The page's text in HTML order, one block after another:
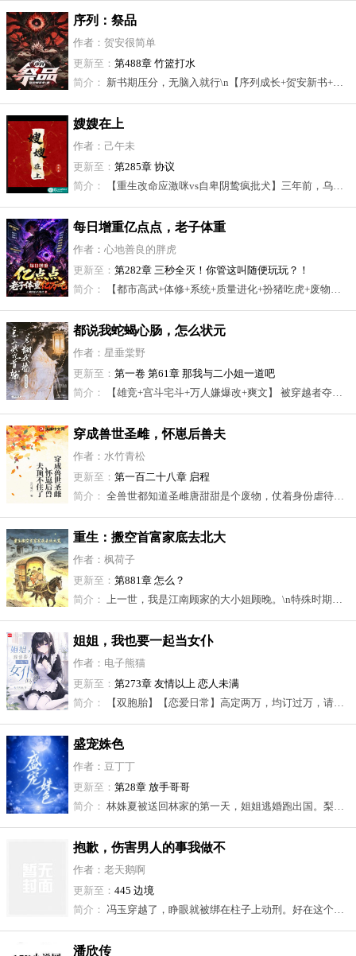
序列：祭品
作者：贺安很简单
更新至： 第488章 竹篮打水
简介：
新书期压分，无脑入就行\n【序列成长+贺安新书+老规矩不憋屈】\n被父母卖为人牲，以五鬼替五脏，以六魔化六腑归来！ \n爸，妈，你们怎么不笑了？\n那些拿了我内脏的人或神，你们做好准备了么？ \n我，来讨债了！
嫂嫂在上
作者：己午未
更新至： 第285章 协议
简介：
【重生改命应激咪vs自卑阴鸷疯批犬】三年前，乌以灵风光大嫁，从小县令之女变成京城任府长媳。 世人无不羡艳。成婚三年，数次滑胎。每次怀上，夫君都高兴得亲自给她熬安胎药。 每次孩子没了，他都抱着她哭，懊悔自己没看护她，比她还难过。婆母说她福薄不争气，全京城都在笑话她是个不下蛋的母鸡，好在丈夫并不责怪她。 婆母以祈福之名让她三伏天赶去城郊的寺庙，那是她小产的第三天，最终她死在了夏秋的第一场雨夜。 再睁眼，回到洞房花烛夜。一个新郎，一个新娘，还有个破门而入的新郎。 这洞房怎么圆？*任平江病病歪歪庸碌半生。一辈子就干了两件事。第一件：替兄洞房，替兄生子，替兄去死。 第二件：她死后，他杀了所有人，然后抹了脖子。死前他想：下辈子，能不能别让我再躲了？ 睁眼，他压在她身上。红烛，喜帐，洞房花烛。
每日增重亿点点，老子体重
亿万吨
作者：心地善良的胖虎
更新至： 第282章 三秒全灭！你管这叫随便玩玩？！
简介：
【都市高武+体修+系统+质量进化+扮猪吃虎+废物逆袭+热血+爽文+不圣母】\n本书又名《震惊！ 原来这世界是新手村？》\n评分刚出，后边会涨！\n50章之前节奏稍慢，搞笑暴爽！ 越往后格局越炸！\n学霸苏铭觉醒了F级天赋【日益沉重】。\n效果：每天增重1%。 副作用：骨质疏松！\n被S级天才抢走女友？被全校嘲讽的人形秤砣？ \n直到星空最强作弊器【质量无限进化】觉醒！\n他的体重和密度开始狂飙！ \n十吨、百吨、千吨……！\n “叮！恭喜宿主完成新手教程，正式开启天体演化序列！”\n纳尼！？ \n搞了半天，这世界只是个新手村？！\n觉醒者一到九阶，天赋F到SSS，全是系统做的本地化阉割版？ ！\n当土著们还在玩火玩水时，苏铭的细胞已堪比星核！\n那么，村外的世界……又该是何等风景呢？ \n……\n班主任：苏同学，老师当年是为了磨砺你心性啊！\n柳如烟：苏铭，只有你才配得上我，我们重新开始好不好？ \n众天骄：你管这叫F级？那我们他妈算什么？\n帝都校长：老夫教了一辈子法则，才知道宇宙的尽头是物理！ \n女武神：在苏铭面前，连光都跑不了。\n联邦元帅：此子一人，可镇星河。 \n源兽王：快逃回空间裂缝！那个叫苏铭的人类张嘴了……！
都说我蛇蝎心肠，怎么状元
首辅总翻我墙
作者：星垂棠野
更新至： 第一卷 第61章 那我与二小姐一道吧
简介：
【雄竞+宫斗宅斗+万人嫌爆改+爽文】 被穿越者夺舍五年，温娆从承安侯嫡女、京城第一姝，活成了人人唾弃的恶女。 穿越者顶着她的脸，冒领救命恩逼婚落魄战神，追着状元、世子、首辅满京跑，还处处陷害亲妹，把她的名声踩进泥里，把一手好牌打得稀烂 一场落水，温娆强势回归 解释？道歉？洗白？ 她温娆生来便是众星捧月的，何须向旁人解释？ 被退婚？那真是.... 太好了！ 有着婚约还怎么好好戏耍京都城？ 可你们不是都讨厌我吗？怎么突然就爱上我了？ 阴郁前夫嘴硬心软，克制到濒临崩坏； 绿茶状元装纯卖乖，背地里病娇爱吃醋； 纨绔世子嘴硬傲娇，默默守护还死要面子； 清冷首辅生人勿近，内心却疯狂脑补失控 她游戏人间，撩拨人心，看着从前厌她的人一个个俯首称臣。 疯批恶女不洗白，一生只爱自己。 却偏叫满京城的天之骄子，都为她俯首称臣。
穿成兽世圣雌，怀崽后兽夫
顶不住了
作者：水竹青松
更新至： 第一百二十八章 启程
简介： 全兽世都知道圣雌唐甜甜是个废物，仗着身份虐待五个兽夫，早晚遭报应。 唐甜甜自己也这么觉得，毕竟原主就是这么死的。所以她穿来第一件事：和谈、解契、跑路。 计划很完美，除了她不小心睡了鹰族兽夫，还不小心怀了孕，更不小心发现怀一个孩子，精神力涨一截。 怀两个呢？她看向另外四个兽夫，目光逐渐危险。兽夫们被她盯得发毛，后来才知道这个女人脑子里只有一件事：怎么合法合规地甩掉他们，顺便多怀几个崽当充电宝。
重生：搬空首富家底去北大
荒
作者：枫荷子
更新至： 第881章 怎么？
简介： 上一世，我是江南顾家的大小姐顾晚。\n特殊时期一来，家被抄、人被批斗，爷爷奶奶被逼死，三个哥哥流放惨死，我冻毙在北大荒的雪地里。 \n睁眼，我竟重生回到了风波前！\n风声已紧，断了联系的二叔一家等着落井下石，远在南洋的姥姥家远水解不了近渴。 \n这一次，我攥着随身空间，说服全家：跑！\n金银细软、粮食布匹、药品工具，统统收进空间。 \n江南再无顾家地主，北大荒多了户开荒户。\n别人啃树皮时，我家粮囤满仓；\n别人被批斗时，我们早已洗白身份，安稳度日。 \n这一世，我要护好全家，让所有仇人血债血偿！
姐姐，我也要一起当女仆
吗？
作者：电子熊猫
更新至： 第273章 友情以上 恋人未满
简介：
【双胞胎】【恋爱日常】高定两万，均订过万，请放心观看~江渝白第一次收租，就撞见了因为没钱交租而对房东苦苦哀求的双胞胎姐妹林见夏：事先说好，还完欠租我们就两清了！ 林见夏：只是打扫卫生做做饭而已，我才不要穿女仆装！毕业后。林见夏：....喂，江小白，你不会要等着女孩子主动吧？ 江渝白：哦，其实我喜欢的是你妹妹。林见夏：？----------------------------------------------（已有数本万订作品的观看经验，请放心食用）
盛宠姝色
作者：豆丁丁
更新至： 第28章 放手哥哥
简介： 林姝夏被送回林家的第一天，姐姐逃婚跑出国。梨树下，她见到了去退婚的‘准\’姐夫。 那人风姿绰约，实在俊美。林姝夏脱口而出：“替婚的，要不？”林姝夏本以为他答应的爽快，对她应该也是有些好感的。 只是婚后七年，她成了一只被困在深宅大院里的金丝雀。七年后，姐姐镀金回国。 所有人都在等着看她被赶出陈家。就连亲生儿子，都不出意外的选择父亲。 她也在等。等……等来了姐姐送的千万豪宅。等来了儿子自愿选择跟她。 等来了她的外交梦想再次绽放。等来了被困七年的真相。等等！不兑，这流程不兑！ 陈总，离婚流程再了解一下呢？
抱歉，伤害男人的事我做不
到（女尊）
作者：老天鹅啊
更新至： 445 边境
简介：
冯玉穿越了，睁眼就被绑在柱子上动刑。好在这个朝代还算人道，女犯就用女官审，施刑者清一色是身着兽皮，举止粗犷的女人。 冯玉：姐姐，大家都是女人，行行好放了我吧。 刑官：（愣住）（对视）（大笑）（挥鞭）中原瘟狗，受不住了就招，少给你奶奶耍花招。 在受刑过程中，冯玉得知自己是中原派来的使者，没谈妥，被抓了。至于她们问的那些，冯玉一概不知。 冯玉：我真的不知道啊！饶了我吧姐姐！我是穿越来的！我根本不是之前那个人啊！ 刑官：想不到中原也有这样铁骨铮铮的娘子！速速禀报大汗，如此忠贞之士，当礼遇！ 硬的不行来软的。冯玉被好酒好菜一顿招待，迷迷糊糊送入红帐。一抬头，一身着白羊皮的俊美男子坐在床畔。 冯玉：妈呀，男人！终于要折辱我了是吧，就当被狗咬了21世纪的女人没在怕的！ 但一连好几天，男人什么也没有做，只是任劳任怨地照料冯玉的饮食起居。 直到后来男人受不了了：您是嫌弃我吗？是不喜欢我吗？求您让我服侍吧。 冯玉：等会儿…… #我知道你很受伤，但我也是真遭不住# ———————————— 【预收】《我在高校演歹徒》 陈沸其实并不是一个很废的人，她武力值很强。 但是不擅长社交和赚钱也是真的。 在太久没有进账以后，她鼓起勇气接了个活。是名校A大的防暴演练，让她去演歹徒。 她问具体要求，对方说没什么特别的，你就演好一个无恶不作的坏人就好了。 事成之后，按小时算钱。 收到。 演练当日，陈沸在五分钟内干翻所有保安，混进了高校，开始了为期一周的歹徒生活。 超市的零食，偷，但记账。 没有防范意识的学生，骗，但记账。 单枪匹马来抓她的学生，木匕首上抹石灰，脖子上留石灰了就是杀死了。唰，你死了。 一时间，A大内兴起了一股剧本杀般的缉凶热潮。 但好像还是有书呆子两耳不闻窗外事，不知道最近这个情况的。 又一天下午，陈沸从一老教授口袋里摸到一包芒果干，躲到树荫底下正准备享用。 一只白净的手却伸过来，递给她一包黑糖饼干。 陈沸抬头看去，那男生正皱着眉头，看上去还挺心疼：“我看到好几回了……你真的有这么困难吗？”
潘欣传